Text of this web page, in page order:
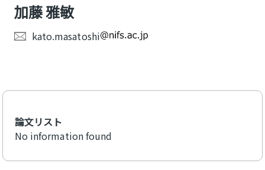
加藤 雅敏
kato.masatoshi
論文リスト
No information found